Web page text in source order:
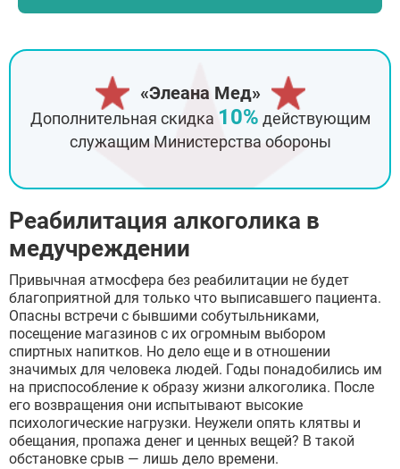
«Элеана Мед»
Дополнительная скидка 10% действующим
служащим Министерства обороны
Реабилитация алкоголика в
медучреждении
Привычная атмосфера без реабилитации не будет
благоприятной для только что выписавшего пациента.
Опасны встречи с бывшими собутыльниками,
посещение магазинов с их огромным выбором
спиртных напитков. Но дело еще и в отношении
значимых для человека людей. Годы понадобились им
на приспособление к образу жизни алкоголика. После
его возвращения они испытывают высокие
психологические нагрузки. Неужели опять клятвы и
обещания, пропажа денег и ценных вещей? В такой
обстановке срыв — лишь дело времени.